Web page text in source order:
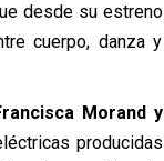
desde su estreno
cuerpo, danza y
Morand y
producidas